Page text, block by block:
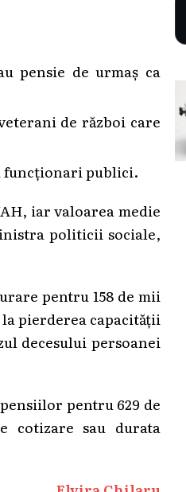
pensie de urmaș ca
de război care
funcționari publici.
iar valoarea medie
politicii sociale,
pentru 158 de mii
pierderea capacității
decesului persoanei
pentru 629 de
cotizare sau durata